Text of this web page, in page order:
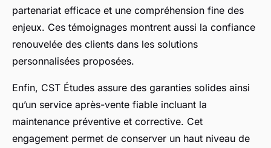
partenariat efficace et une compréhension fine des
enjeux. Ces témoignages montrent aussi la confiance
renouvelée des clients dans les solutions
personnalisées proposées.
Enfin, CST Études assure des garanties solides ainsi
qu’un service après-vente fiable incluant la
maintenance préventive et corrective. Cet
engagement permet de conserver un haut niveau de